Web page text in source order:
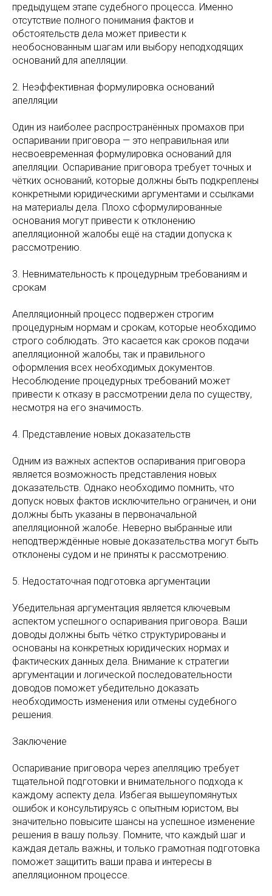
предыдущем этапе судебного процесса. Именно
отсутствие полного понимания фактов и
обстоятельств дела может привести к
необоснованным шагам или выбору неподходящих
оснований для апелляции.
2. Неэффективная формулировка оснований
апелляции
Один из наиболее распространённых промахов при
оспаривании приговора — это неправильная или
несвоевременная формулировка оснований для
апелляции. Оспаривание приговора требует точных и
чётких оснований, которые должны быть подкреплены
конкретными юридическими аргументами и ссылками
на материалы дела. Плохо сформулированные
основания могут привести к отклонению
апелляционной жалобы ещё на стадии допуска к
рассмотрению.
3. Невнимательность к процедурным требованиям и
срокам
Апелляционный процесс подвержен строгим
процедурным нормам и срокам, которые необходимо
строго соблюдать. Это касается как сроков подачи
апелляционной жалобы, так и правильного
оформления всех необходимых документов.
Несоблюдение процедурных требований может
привести к отказу в рассмотрении дела по существу,
несмотря на его значимость.
4. Представление новых доказательств
Одним из важных аспектов оспаривания приговора
является возможность представления новых
доказательств. Однако необходимо помнить, что
допуск новых фактов исключительно ограничен, и они
должны быть указаны в первоначальной
апелляционной жалобе. Неверно выбранные или
неподтверждённые новые доказательства могут быть
отклонены судом и не приняты к рассмотрению.
5. Недостаточная подготовка аргументации
Убедительная аргументация является ключевым
аспектом успешного оспаривания приговора. Ваши
доводы должны быть чётко структурированы и
основаны на конкретных юридических нормах и
фактических данных дела. Внимание к стратегии
аргументации и логической последовательности
доводов поможет убедительно доказать
необходимость изменения или отмены судебного
решения.
Заключение
Оспаривание приговора через апелляцию требует
тщательной подготовки и внимательного подхода к
каждому аспекту дела. Избегая вышеупомянутых
ошибок и консультируясь с опытным юристом, вы
значительно повысите шансы на успешное изменение
решения в вашу пользу. Помните, что каждый шаг и
каждая деталь важны, и только грамотная подготовка
поможет защитить ваши права и интересы в
апелляционном процессе.